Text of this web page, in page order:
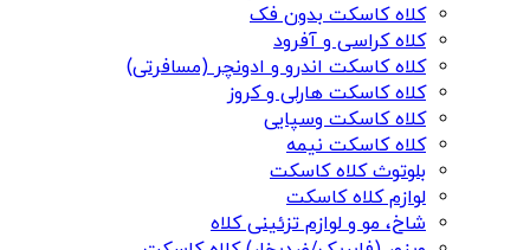
کلاه کاسکت بدون فک
کلاه کراسی و آفرود
کلاه کاسکت اندرو و ادونچر (مسافرتی)
کلاه کاسکت هارلی و کروز
کلاه کاسکت وسپایی
کلاه کاسکت نیمه
بلوتوث کلاه کاسکت
لوازم کلاه کاسکت
شاخ، مو و لوازم تزئینی کلاه